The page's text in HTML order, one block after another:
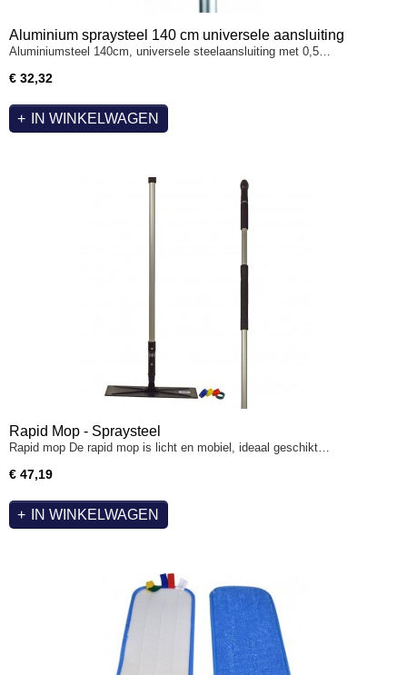
Aluminium spraysteel 140 cm universele aansluiting
Aluminiumsteel 140cm, universele steelaansluiting met 0,5…
€ 32,32
IN WINKELWAGEN
Rapid Mop - Spraysteel
Rapid mop De rapid mop is licht en mobiel, ideaal geschikt…
€ 47,19
IN WINKELWAGEN